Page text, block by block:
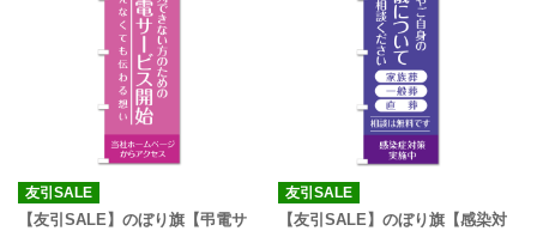
友引SALE
【友引SALE】のぼり旗【弔電サ
友引SALE
【友引SALE】のぼり旗【感染対